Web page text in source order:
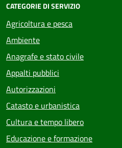
CATEGORIE DI SERVIZIO
Agricoltura e pesca
Ambiente
Anagrafe e stato civile
Appalti pubblici
Autorizzazioni
Catasto e urbanistica
Cultura e tempo libero
Educazione e formazione